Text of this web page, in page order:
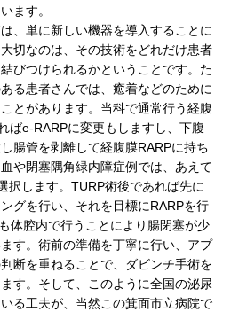
ます。
、単に新しい機器を導入することに
切なのは、その技術をどれだけ患者
びつけられるかということです。た
る患者さんでは、癒着などのために
とがあります。当科で通常行う経腹
ばe-RARPに変更もしますし、下腹
腸管を剥離して経腹膜RARPに持ち
や閉塞隅角緑内障症例では、あえて
択します。TURP術後であれば先に
グを行い、それを目標にRARPを行
体腔内で行うことにより腸閉塞が少
す。術前の準備を丁寧に行い、アプ
断を重ねることで、ダビンチ手術を
す。そして、このように全国の泌尿
る工夫が、当然この箕面市立病院で